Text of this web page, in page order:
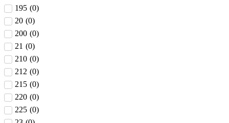
195 (0)
20 (0)
200 (0)
21 (0)
210 (0)
212 (0)
215 (0)
220 (0)
225 (0)